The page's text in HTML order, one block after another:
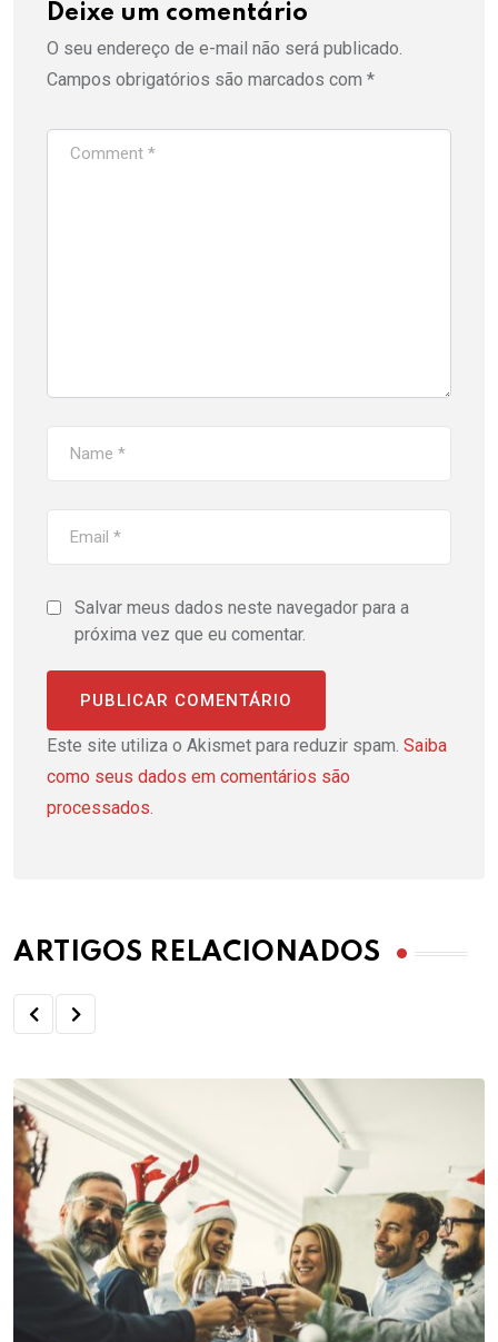
Deixe um comentário
O seu endereço de e-mail não será publicado.
Campos obrigatórios são marcados com *
Salvar meus dados neste navegador para a
próxima vez que eu comentar.
Este site utiliza o Akismet para reduzir spam. Saiba
como seus dados em comentários são
processados.
ARTIGOS RELACIONADOS